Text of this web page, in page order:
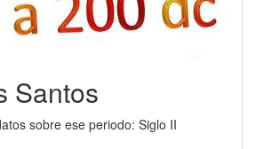
Santos
sobre ese periodo: Siglo II